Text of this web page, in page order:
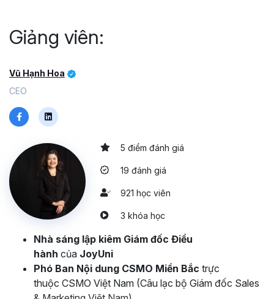
Giảng viên:
Vũ Hạnh Hoa
CEO
5 điểm đánh giá
19 đánh giá
921 học viên
3 khóa học
Nhà sáng lập kiêm Giám đốc Điều
hành của JoyUni
Phó Ban Nội dung CSMO Miền Bắc trực
thuộc CSMO Việt Nam (Câu lạc bộ Giám đốc Sales